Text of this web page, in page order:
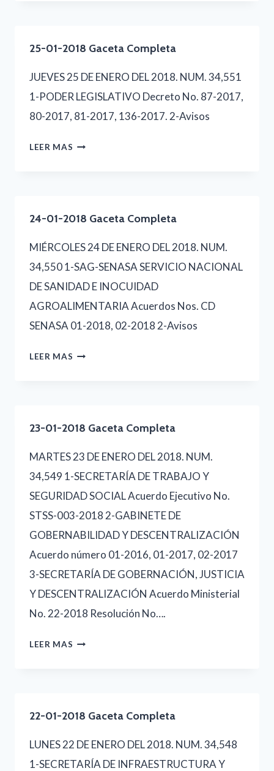
COMPLETA
25-01-2018 Gaceta Completa
JUEVES 25 DE ENERO DEL 2018. NUM. 34,551
1-PODER LEGISLATIVO Decreto No. 87-2017,
80-2017, 81-2017, 136-2017. 2-Avisos
LEER MAS 25-
COMPLETA
24-01-2018 Gaceta Completa
MIÉRCOLES 24 DE ENERO DEL 2018. NUM.
34,550 1-SAG-SENASA SERVICIO NACIONAL
DE SANIDAD E INOCUIDAD
AGROALIMENTARIA Acuerdos Nos. CD
SENASA 01-2018, 02-2018 2-Avisos
LEER MAS 24-
COMPLETA
23-01-2018 Gaceta Completa
MARTES 23 DE ENERO DEL 2018. NUM.
34,549 1-SECRETARÍA DE TRABAJO Y
SEGURIDAD SOCIAL Acuerdo Ejecutivo No.
STSS-003-2018 2-GABINETE DE
GOBERNABILIDAD Y DESCENTRALIZACIÓN
Acuerdo número 01-2016, 01-2017, 02-2017
3-SECRETARÍA DE GOBERNACIÓN, JUSTICIA
Y DESCENTRALIZACIÓN Acuerdo Ministerial
No. 22-2018 Resolución No….
LEER MAS 23-
COMPLETA
22-01-2018 Gaceta Completa
LUNES 22 DE ENERO DEL 2018. NUM. 34,548
1-SECRETARÍA DE INFRAESTRUCTURA Y